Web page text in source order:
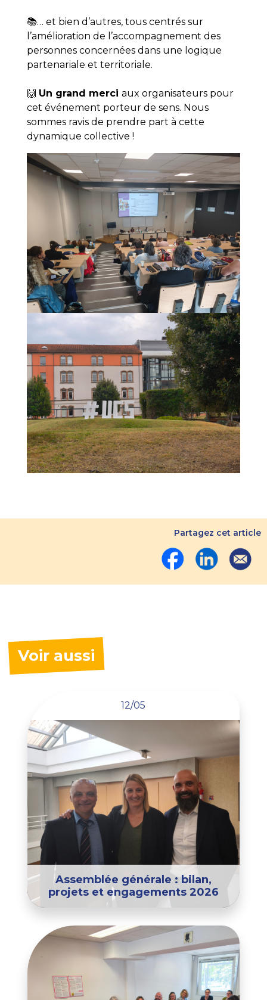
📚… et bien d’autres, tous centrés sur
l’amélioration de l’accompagnement des
personnes concernées dans une logique
partenariale et territoriale.
🙌 Un grand merci aux organisateurs pour
cet événement porteur de sens. Nous
sommes ravis de prendre part à cette
dynamique collective !
Partagez cet article
Voir aussi
12/05
Assemblée générale : bilan,
projets et engagements 2026